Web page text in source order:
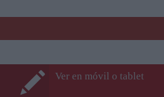
Ver en móvil o tablet